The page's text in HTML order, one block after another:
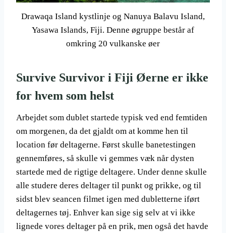
Drawaqa Island kystlinje og Nanuya Balavu Island,
Yasawa Islands, Fiji. Denne øgruppe består af
omkring 20 vulkanske øer
Survive Survivor i Fiji Øerne er ikke
for hvem som helst
Arbejdet som dublet startede typisk ved end femtiden
om morgenen, da det gjaldt om at komme hen til
location før deltagerne. Først skulle banetestingen
gennemføres, så skulle vi gemmes væk når dysten
startede med de rigtige deltagere. Under denne skulle
alle studere deres deltager til punkt og prikke, og til
sidst blev seancen filmet igen med dubletterne iført
deltagernes tøj. Enhver kan sige sig selv at vi ikke
lignede vores deltager på en prik, men også det havde